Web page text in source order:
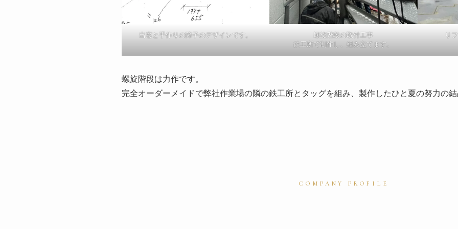
出窓と手作りの障子のデザインです。
螺旋階段の取付工事
鉄工所で制作し、組み立てます。
リ
螺旋階段は力作です。
完全オーダーメイドで弊社作業場の隣の鉄工所とタッグを組み、製作したひと夏の努力の
COMPANY PROFILE